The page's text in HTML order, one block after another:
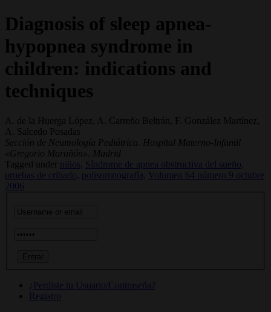
Diagnosis of sleep apnea-
hypopnea syndrome in
children: indications and
techniques
A. de la Huerga López, A. Carreño Beltrán, F. González Martínez,
A. Salcedo Posadas
Sección de Neumología Pediátrica. Hospital Materno-Infantil
«Gregorio Marañón». Madrid
Tagged under
niños,
Síndrome de apnea obstructiva del sueño,
pruebas de cribado, polisomnografía,
Volumen 64 número 9 octubre
2006
¿Perdiste tu Usuario/Contraseña?
Registro